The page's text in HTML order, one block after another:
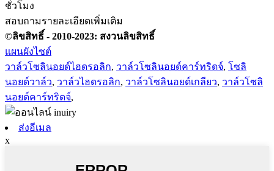
ชั่วโมง
สอบถามรายละเอียดเพิ่มเติม
©ลิขสิทธิ์ - 2010-2023: สงวนลิขสิทธิ์
แผนผังไซต์
วาล์วโซลินอยด์ไฮดรอลิก, วาล์วโซลินอยด์คาร์ทริดจ์, โซลิ
นอยด์วาล์ว, วาล์วไฮดรอลิก, วาล์วโซลินอยด์เกลียว, วาล์วโซลิ
นอยด์คาร์ทริดจ์,
ส่งอีเมล
x